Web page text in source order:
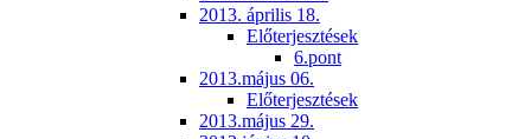
2013. április 18.
Előterjesztések
6.pont
2013.május 06.
Előterjesztések
2013.május 29.